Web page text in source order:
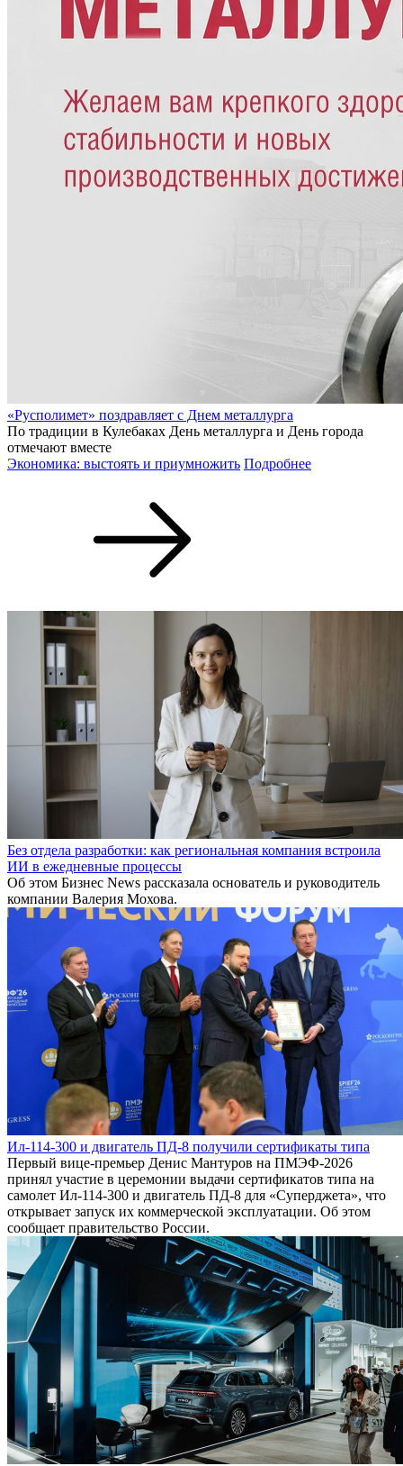
«Русполимет» поздравляет с Днем металлурга
По традиции в Кулебаках День металлурга и День города
отмечают вместе
Экономика: выстоять и приумножить Подробнее
Без отдела разработки: как региональная компания встроила
ИИ в ежедневные процессы
Об этом Бизнес News рассказала основатель и руководитель
компании Валерия Мохова.
Ил-114-300 и двигатель ПД-8 получили сертификаты типа
Первый вице-премьер Денис Мантуров на ПМЭФ-2026
принял участие в церемонии выдачи сертификатов типа на
самолет Ил-114-300 и двигатель ПД-8 для «Суперджета», что
открывает запуск их коммерческой эксплуатации. Об этом
сообщает правительство России.